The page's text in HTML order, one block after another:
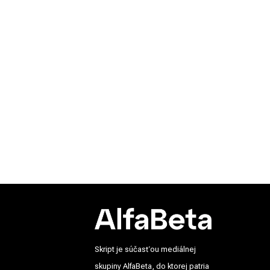
Skript je súčasťou mediálnej
skupiny AlfaBeta, do ktorej patria